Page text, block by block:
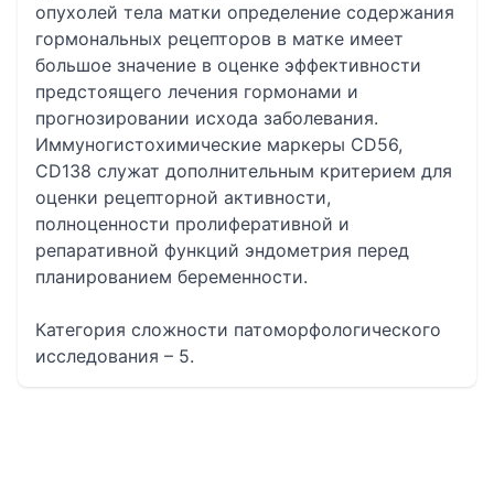
опухолей тела матки определение содержания
гормональных рецепторов в матке имеет
большое значение в оценке эффективности
предстоящего лечения гормонами и
прогнозировании исхода заболевания.
Иммуногистохимические маркеры CD56,
CD138 служат дополнительным критерием для
оценки рецепторной активности,
полноценности пролиферативной и
репаративной функций эндометрия перед
планированием беременности.
Категория сложности патоморфологического
исследования – 5.